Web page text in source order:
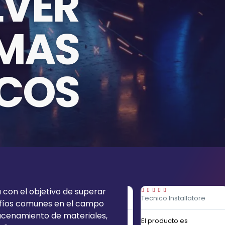
con el objetivo de superar
comunes en el campo
de materiales,
    
Responsabile Vendite
Toda la procedura de
  
Tecnico Installatore
El producto es